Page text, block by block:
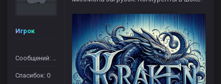
Игрок
Сообщений: 364
Спасибок: 0